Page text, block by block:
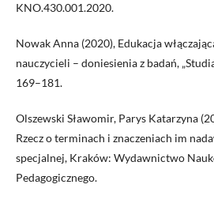
KNO.430.001.2020.
Nowak Anna (2020), Edukacja
nauczycieli – doniesienia z badań,
169–181.
Olszewski Sławomir, Parys Katarzyna
Rzecz o terminach i znaczeniach im
specjalnej, Kraków: Wydawnictwo
Pedagogicznego.